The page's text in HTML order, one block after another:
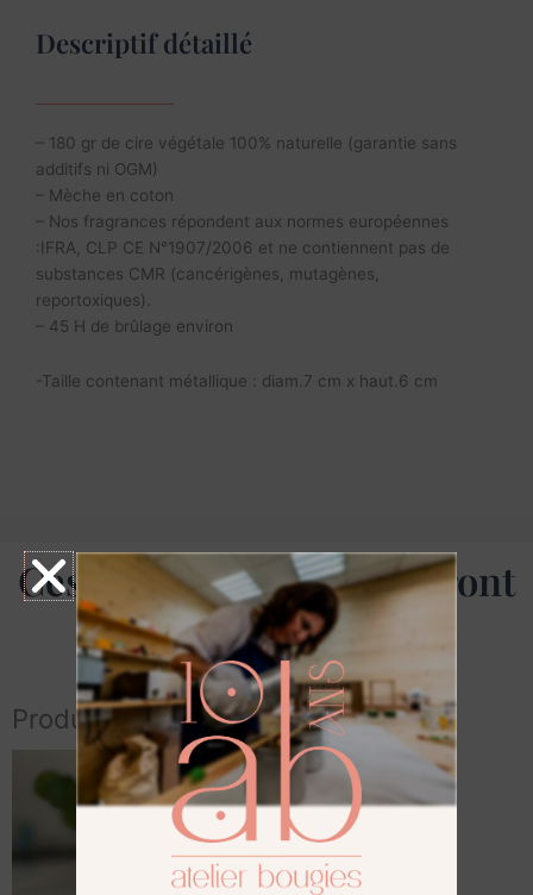
Descriptif détaillé
– 180 gr de cire végétale 100% naturelle (garantie sans
additifs ni OGM)
– Mèche en coton
– Nos fragrances répondent aux normes européennes
:IFRA, CLP CE N°1907/2006 et ne contiennent pas de
substances CMR (cancérigènes, mutagènes,
reportoxiques).
– 45 H de brûlage environ
-Taille contenant métallique : diam.7 cm x haut.6 cm
Ces produits vous séduiront
aussi
Produits similaires